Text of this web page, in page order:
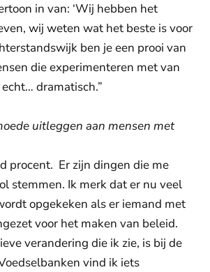
in van: ‘Wij hebben het
wij weten wat het beste is voor
ben je een prooi van
die experimenteren met van
dramatisch.”
uitleggen aan mensen met
procent. Er zijn dingen die me
stemmen. Ik merk dat er nu veel
opgekeken als er iemand met
voor het maken van beleid.
verandering die ik zie, is bij de
vind ik iets